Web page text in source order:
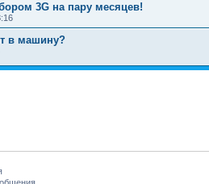
3G на пару месяцев!
в машину?